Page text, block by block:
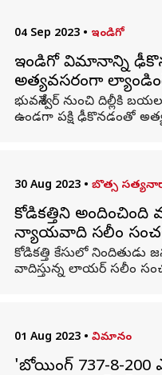
04 Sep 2023 • ఇండిగో
ఇండిగో విమానాన్ని
అత్యవసరంగా
భువనేశ్వర్ నుంచి దిల్లీకి
ఉండగా పక్షి ఢీకొనడంతో
30 Aug 2023 • బొత్స
కోడికత్తిని అందించింది
న్యాయవాది సలీం
కోడికత్తి కేసులో నిందితుడు
వాదిస్తున్న లాయర్ సలీం
01 Aug 2023 • విమానం
'బోయింగ్ 737-8-200